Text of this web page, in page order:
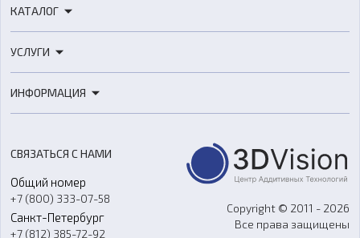
КАТАЛОГ
3D-сканеры
Расходные материалы
Оборудование и материалы для вакуумного литья
Аксессуары и прочее оборудование
Программное обеспечение
УСЛУГИ
3D-моделирование
Ремонт и услуги
ИНФОРМАЦИЯ
О компании
Контакты
Гос. закупки
СВЯЗАТЬСЯ С НАМИ
Общий номер
+7 (800) 333-07-58
Санкт-Петербург
+7 (812) 385-72-92
Copyright © 2011 - 2026
Все права защищены